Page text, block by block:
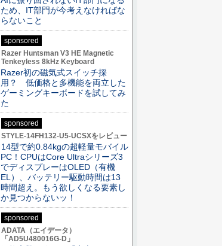
ため、IT部門が今考えなければな
らないこと
sponsored
Razer Huntsman V3 HE Magnetic
Tenkeyless 8kHz Keyboard
Razer初の磁気式スイッチ採
用？ 低価格と多機能を両立した
ゲーミングキーボードを試してみ
た
sponsored
STYLE-14FH132-U5-UCSXをレビュー
14型で約0.84kgの超軽量モバイル
PC！CPUはCore Ultraシリーズ3
でディスプレーはOLED（有機
EL）、バッテリー駆動時間は13
時間超え。もう欲しくなる要素し
か見つからないッ！
sponsored
ADATA（エイデータ）
「AD5U480016G-D」